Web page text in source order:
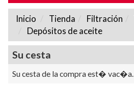
Inicio Tienda Filtración
Depósitos de aceite
Su cesta
Su cesta de la compra est� vac�a.